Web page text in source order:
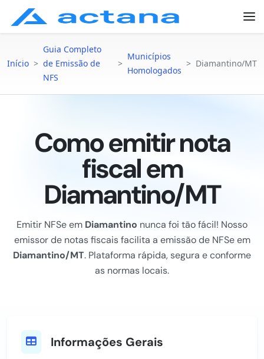
Início >
Guia Completo
de Emissão de
NFS
>
Municípios
Homologados
> Diamantino/MT
Como emitir nota
fiscal em
Diamantino/MT
Emitir NFSe em Diamantino nunca foi tão fácil! Nosso
emissor de notas fiscais facilita a emissão de NFSe em
Diamantino/MT. Plataforma rápida, segura e conforme
as normas locais.
Informações Gerais